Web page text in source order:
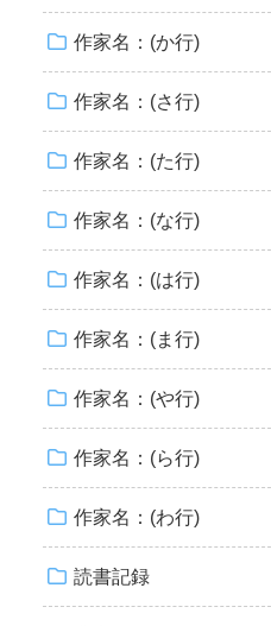
作家名：(か行)
作家名：(さ行)
作家名：(た行)
作家名：(な行)
作家名：(は行)
作家名：(ま行)
作家名：(や行)
作家名：(ら行)
作家名：(わ行)
読書記録